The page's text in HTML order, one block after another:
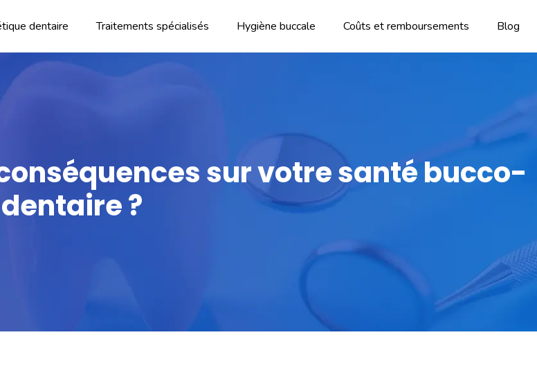
dentaire Traitements spécialisés Hygiène buccale Coûts et remboursements Blog
sur votre santé bucco-
dentaire ?